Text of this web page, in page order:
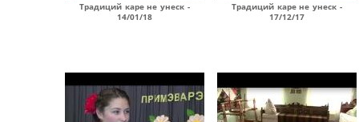
Традиций каре не унеск -
14/01/18
Традиций каре не унеск -
17/12/17